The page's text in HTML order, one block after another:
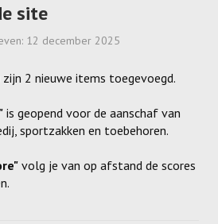
site
12 december 2025
2 nieuwe items toegevoegd.
is geopend voor de aanschaf van
sportzakken en toebehoren.
volg je van op afstand de scores